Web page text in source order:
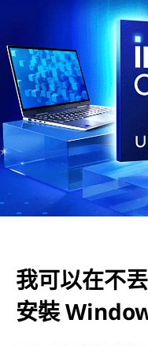
失
檔
的
情
況
重
新
我可以在不
安裝